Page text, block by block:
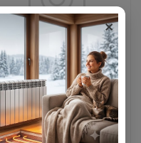
Радиатор
биметаллический
THERMA Q1 500х80 /10
СЕКЦИЙ/
×